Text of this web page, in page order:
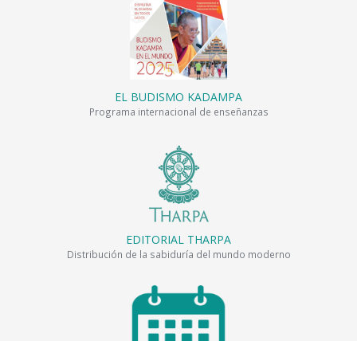
EL BUDISMO KADAMPA
Programa internacional de enseñanzas
EDITORIAL THARPA
Distribución de la sabiduría del mundo moderno